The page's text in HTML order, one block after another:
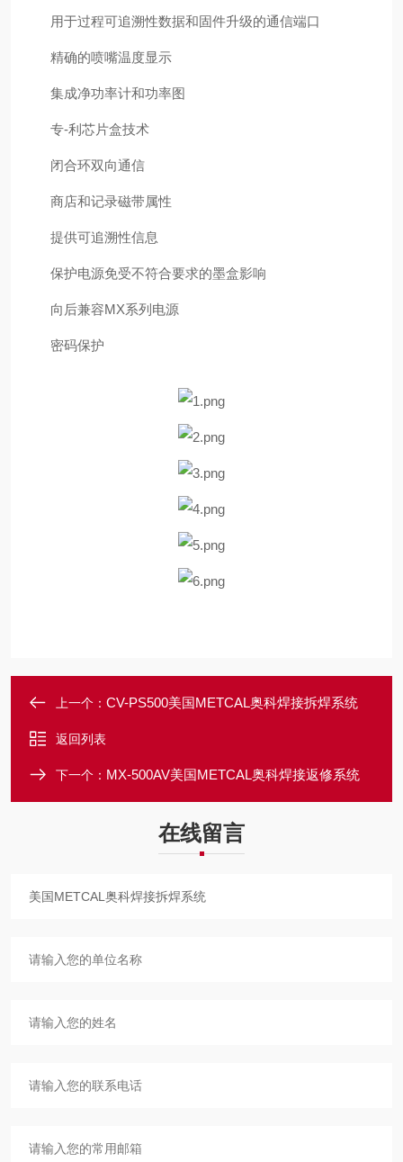
用于过程可追溯性数据和固件升级的通信端口
精确的喷嘴温度显示
集成净功率计和功率图
专-利芯片盒技术
闭合环双向通信
商店和记录磁带属性
提供可追溯性信息
保护电源免受不符合要求的墨盒影响
向后兼容MX系列电源
密码保护
上一个： CV-PS500美国METCAL奥科焊接拆焊系统
返回列表
下一个： MX-500AV美国METCAL奥科焊接返修系统
在线留言